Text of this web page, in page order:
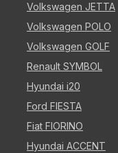
Volkswagen JETTA
Volkswagen POLO
Volkswagen GOLF
Renault SYMBOL
Hyundai i20
Ford FIESTA
Fiat FIORINO
Hyundai ACCENT